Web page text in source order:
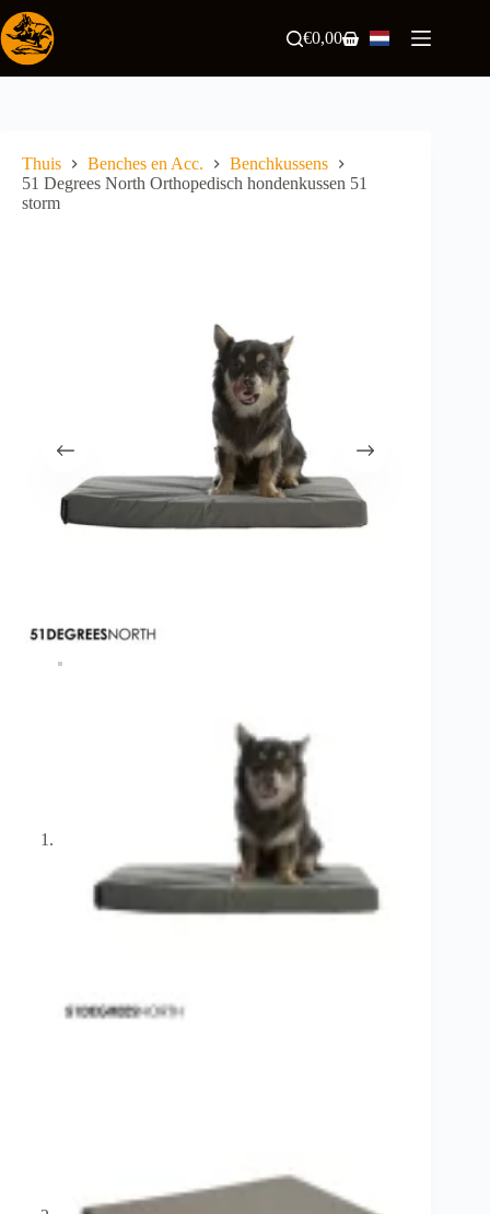
naar
de
inhoud
Winkelwagen
€0,00
Thuis Benches en Acc.
Benchkussens
51 Degrees North Orthopedisch hondenkussen 51
storm